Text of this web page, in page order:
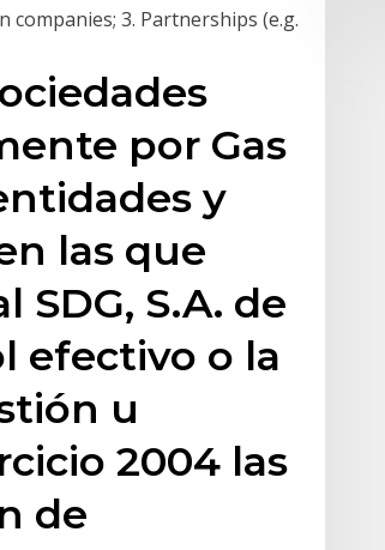
companies; 3. Partnerships (e.g.
por Gas
y
las que
SDG, S.A. de
efectivo o la
u
2004 las
de